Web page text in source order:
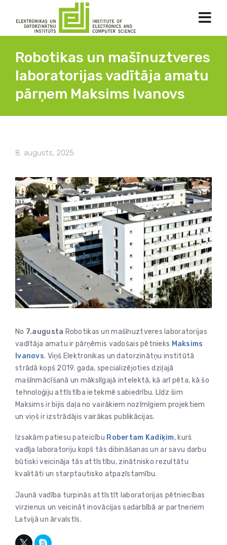
Robotikas un mašīnuztveres
laboratorijas vadītāja amatu
pārņem Maksims Ivanovs
8. augusts, 2025
No 7.augusta Robotikas un mašīnuztveres laboratorijas
vadītāja amatu ir pārņēmis vadošais pētnieks Maksims
Ivanovs. Viņš Elektronikas un datorzinātņu institūtā
strādā kopš 2019. gada, specializējoties dziļajā
mašīnmācīšanā un mākslīgajā intelektā, kā arī pēta, kā šo
tehnoloģiju attīstība ietekmē sabiedrību. Līdz šim
Maksims ir bijis daļa no vairākiem nozīmīgiem projektiem
un viņš ir izstrādājis vairākas publikācijas.
Izsakām patiesu pateicību Robertam Kadiķim, kurš
vadīja laboratoriju kopš tās dibināšanas un ar savu darbu
būtiski veicināja tās attīstību, zinātnisko rezultātu
kvalitāti un starptautisko atpazīstamību.
Jaunā vadība turpinās attīstīt laboratorijas pētniecības
virzienus un veicināt inovācijas sadarbībā ar partneriem
Latvijā un ārvalstīs.